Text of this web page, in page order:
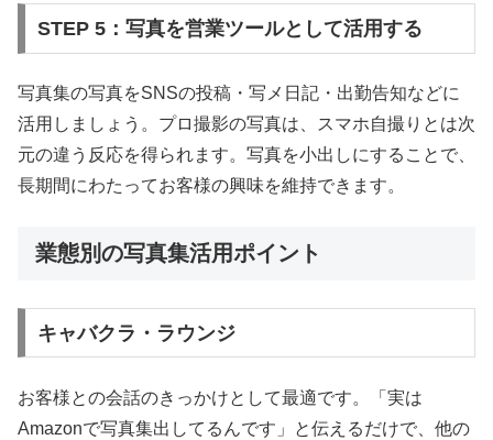
STEP 5：写真を営業ツールとして活用する
写真集の写真をSNSの投稿・写メ日記・出勤告知などに
活用しましょう。プロ撮影の写真は、スマホ自撮りとは次
元の違う反応を得られます。写真を小出しにすることで、
長期間にわたってお客様の興味を維持できます。
業態別の写真集活用ポイント
キャバクラ・ラウンジ
お客様との会話のきっかけとして最適です。「実は
Amazonで写真集出してるんです」と伝えるだけで、他の